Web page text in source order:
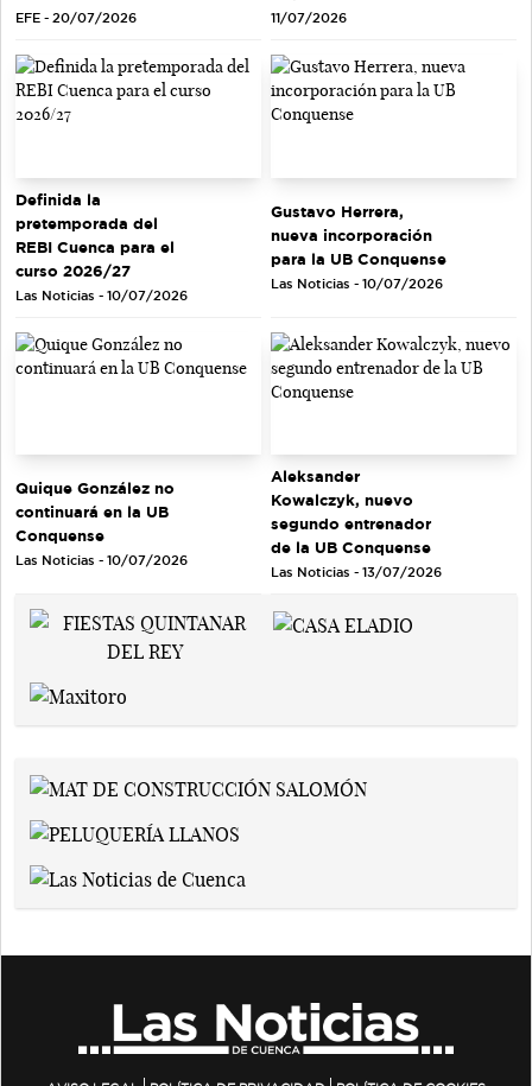
EFE - 20/07/2026
11/07/2026
Definida la
pretemporada del
REBI Cuenca para el
curso 2026/27
Las Noticias - 10/07/2026
Gustavo Herrera,
nueva incorporación
para la UB Conquense
Las Noticias - 10/07/2026
Quique González no
continuará en la UB
Conquense
Las Noticias - 10/07/2026
Aleksander
Kowalczyk, nuevo
segundo entrenador
de la UB Conquense
Las Noticias - 13/07/2026